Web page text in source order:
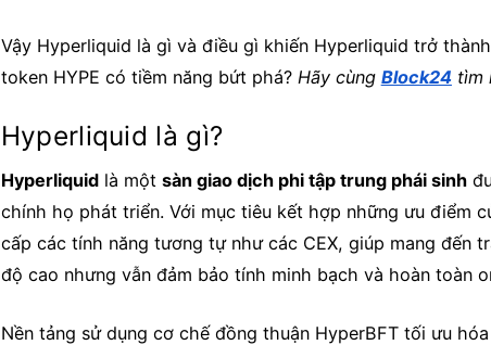
Vậy Hyperliquid là gì và điều gì khiến Hyperliquid trở
token HYPE có tiềm năng bứt phá? Hãy cùng Block24tìm
Hyperliquid là gì?
Hyperliquidlà một sàn giao dịch phi tập trung phái sinh
chính họ phát triển. Với mục tiêu kết hợp những ưu điểm
cấp các tính năng tương tự như các CEX, giúp mang đến
độ cao nhưng vẫn đảm bảo tính minh bạch và hoàn toàn
Nền tảng sử dụng cơ chế đồng thuận HyperBFT tối ưu